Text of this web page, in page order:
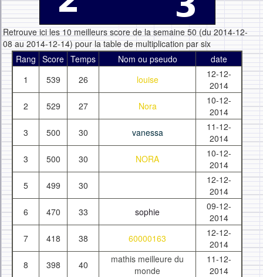
Retrouve ici les 10 meilleurs score de la semaine 50 (du 2014-12-
08 au 2014-12-14) pour la table de multiplication par six
Rang Score Temps Nom ou pseudo
date
1
539 26 louise
12-12-
2014
2
529 27 Nora
10-12-
2014
3
500 30 vanessa
11-12-
2014
3
500 30 NORA
10-12-
2014
5
499 30
12-12-
2014
6
470 33 sophie
09-12-
2014
7
418 38 60000163
12-12-
2014
8
398 40
mathis meilleure du
monde
11-12-
2014